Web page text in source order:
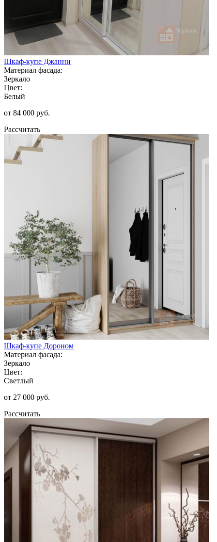
Шкаф-купе Джанни
Материал фасада:
Зеркало
Цвет:
Белый
от 84 000 руб.
Рассчитать
Шкаф-купе Дороном
Материал фасада:
Зеркало
Цвет:
Светлый
от 27 000 руб.
Рассчитать